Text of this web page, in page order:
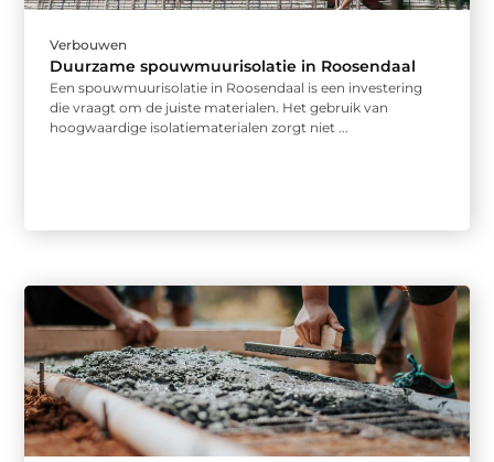
Verbouwen
Duurzame spouwmuurisolatie in Roosendaal
Een spouwmuurisolatie in Roosendaal is een investering
die vraagt om de juiste materialen. Het gebruik van
hoogwaardige isolatiematerialen zorgt niet ...